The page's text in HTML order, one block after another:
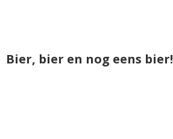
Bier, bier en nog eens bier!